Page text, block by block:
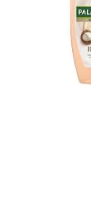
BABA
400ML